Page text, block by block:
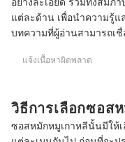
แต่ละด้าน เพื่อนำความรู้
บทความที่ผู้อ่านสามารถเชื่
แจ้งเนื้อหาผิดพลาด
วิธีการเลือกซอส
ซอสหมักหมูเกาหลีนั้นมีให้